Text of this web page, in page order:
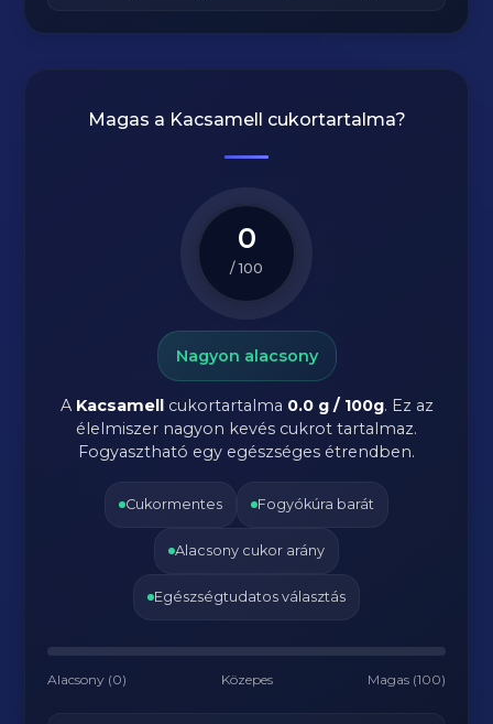
Magas a Kacsamell cukortartalma?
0
/ 100
Nagyon alacsony
A Kacsamellcukortartalma 0.0 g / 100g. Ez az
élelmiszer nagyon kevés cukrot tartalmaz.
Fogyasztható egy egészséges étrendben.
Cukormentes Fogyókúra barát
Alacsony cukor arány
Egészségtudatos választás
Alacsony (0) Közepes Magas (100)